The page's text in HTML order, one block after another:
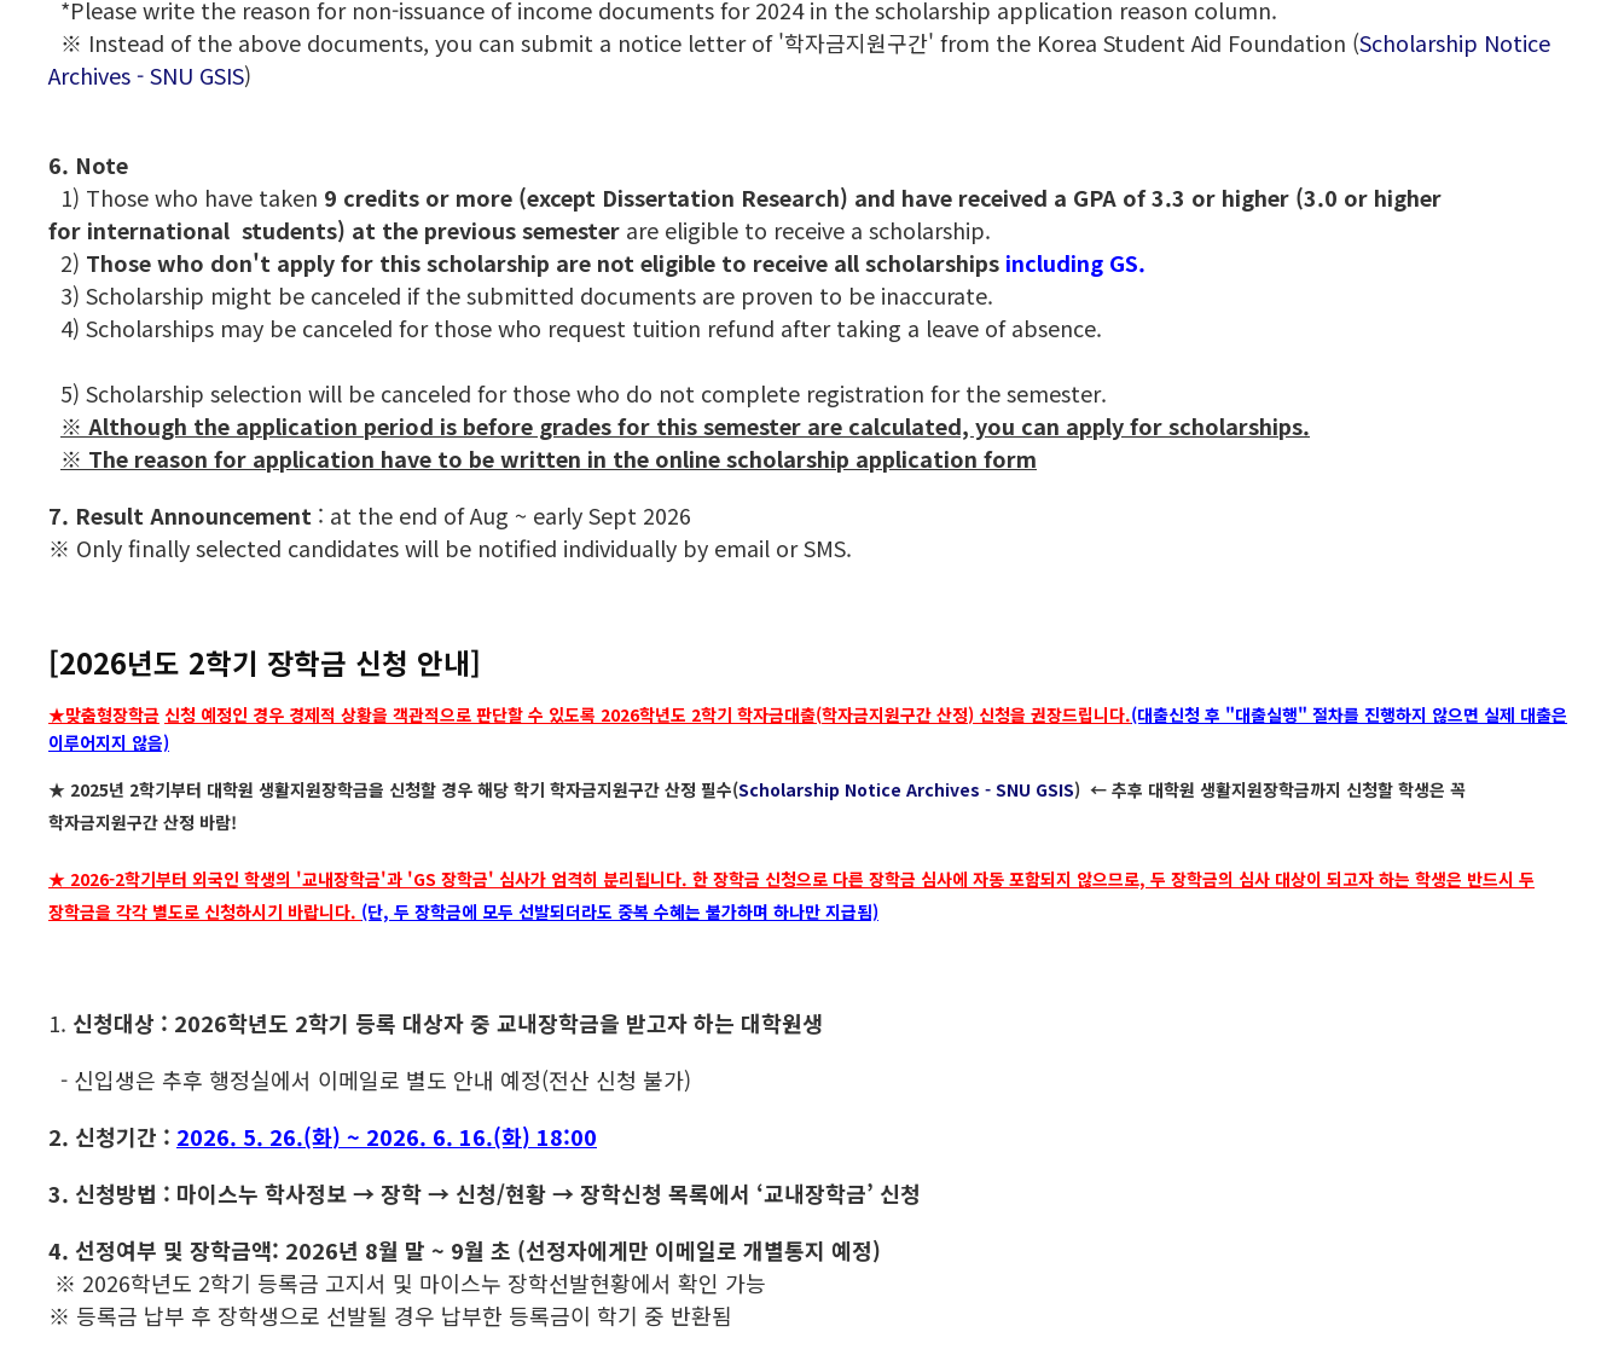
*Please write the reason for non-issuance of income documents for 2024 in the scholarship application reason column.
※ Instead of the above documents, you can submit a notice letter of '학자금지원구간' from the Korea Student Aid Foundation (Scholarship Notice
Archives - SNU GSIS)
6. Note
1) Those who have taken 9 credits or more (except Dissertation Research) and have received a GPA of 3.3 or higher (3.0 or higher
for international students) at the previous semester are eligible to receive a scholarship.
2) Those who don't apply for this scholarship are not eligible to receive all scholarships including GS.
3) Scholarship might be canceled if the submitted documents are proven to be inaccurate.
4) Scholarships may be canceled for those who request tuition refund after taking a leave of absence.
5) Scholarship selection will be canceled for those who do not complete registration for the semester.
※ Although the application period is before grades for this semester are calculated, you can apply for scholarships.
※ The reason for application have to be written in the online scholarship application form
7. Result Announcement : at the end of Aug ~ early Sept 2026
※ Only finally selected candidates will be notified individually by email or SMS.
[2026년도 2학기 장학금 신청 안내]
★맞춤형장학금 신청 예정인 경우 경제적 상황을 객관적으로 판단할 수 있도록 2026학년도 2학기 학자금대출(학자금지원구간 산정) 신청을 권장드립니다.(대출신청 후 "대출실행" 절차를 진행하지 않으면 실제 대출은
이루어지지 않음)
★ 2025년 2학기부터 대학원 생활지원장학금을 신청할 경우 해당 학기 학자금지원구간 산정 필수(Scholarship Notice Archives - SNU GSIS) ← 추후 대학원 생활지원장학금까지 신청할 학생은 꼭
학자금지원구간 산정 바람!
★ 2026-2학기부터 외국인 학생의 '교내장학금'과 'GS 장학금' 심사가 엄격히 분리됩니다. 한 장학금 신청으로 다른 장학금 심사에 자동 포함되지 않으므로, 두 장학금의 심사 대상이 되고자 하는 학생은 반드시 두
장학금을 각각 별도로 신청하시기 바랍니다. (단, 두 장학금에 모두 선발되더라도 중복 수혜는 불가하며 하나만 지급됨)
1. 신청대상 : 2026학년도 2학기 등록 대상자 중 교내장학금을 받고자 하는 대학원생
- 신입생은 추후 행정실에서 이메일로 별도 안내 예정(전산 신청 불가)
2. 신청기간 : 2026. 5. 26.(화) ~ 2026. 6. 16.(화) 18:00
3. 신청방법 : 마이스누 학사정보→ 장학→ 신청/현황→ 장학신청 목록에서 ‘교내장학금’ 신청
4. 선정여부 및 장학금액: 2026년 8월 말 ~ 9월 초 (선정자에게만 이메일로 개별통지 예정)
※ 2026학년도 2학기 등록금 고지서 및 마이스누 장학선발현황에서 확인 가능
※ 등록금 납부 후 장학생으로 선발될 경우 납부한 등록금이 학기 중 반환됨